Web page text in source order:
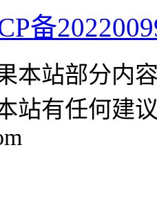
备
本站部分内
站有任何建